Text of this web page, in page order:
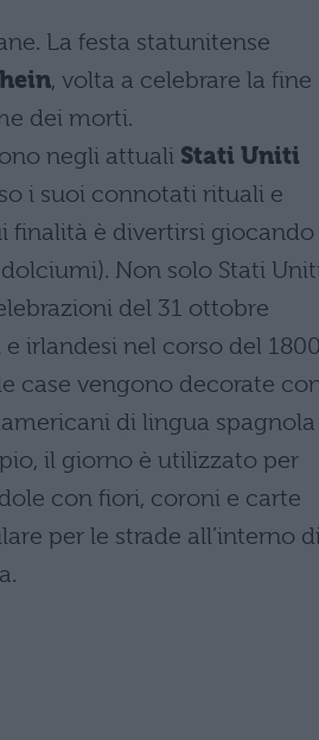
La festa statunitense
, volta a celebrare la fine
dei morti.
negli attuali Stati Uniti
i suoi connotati rituali e
finalità è divertirsi giocando
Non solo Stati
del 31 ottobre
irlandesi nel corso del
case vengono decorate
di lingua spagnola
il giorno è utilizzato per
con fiori, coroni e carte
per le strade all’interno